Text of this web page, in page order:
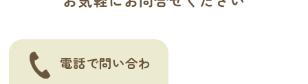
電話で問い合わ